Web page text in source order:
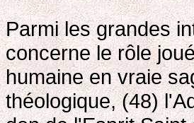
Parmi les grandes
concerne le rôle
humaine en vraie
théologique, (48)